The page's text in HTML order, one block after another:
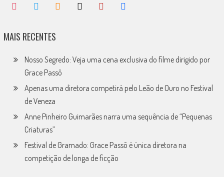
MAIS RECENTES
Nosso Segredo: Veja uma cena exclusiva do filme dirigido por
Grace Passô
Apenas uma diretora competirá pelo Leão de Ouro no Festival
de Veneza
Anne Pinheiro Guimarães narra uma sequência de “Pequenas
Criaturas”
Festival de Gramado: Grace Passô é única diretora na
competição de longa de ficção